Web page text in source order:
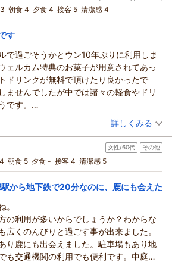
レート】クラブフロアステイ （クラブラウンジ
光にもおすすめ！
ツイン 朝のみ
円(大人一人あたり/税込)
朝食 4 夕食 4 接客 5 清潔感 4
す
で過ごそうかとウン10年ぶりに利用しま
ェルカム特典のお菓子が用意されてあっ
ドリンクが無料で頂けたり良かったで
ませんでしたが中では諸々の軽食やドリ
です。
う事でしたが我々には丁度良い量で美味
木々で囲まれており非常に静かな環境で
（投稿日：2026/05/08）
(夫婦旅行)
ースディナーで京都を満喫！（夕朝食付き）
円(大人一人あたり/税込)
詳しくみる
女性/60代 その他
朝食 5 夕食 - 接客 4 清潔感 5
から地下鉄で20分なのに、鹿にも会えた
。
の利用が多いからでしょうか？わからな
広くのんびりと過ごす事が出来ました。
り鹿にも出会えました。駐車場もあり地
も交通機関の利用でも便利です。中庭を